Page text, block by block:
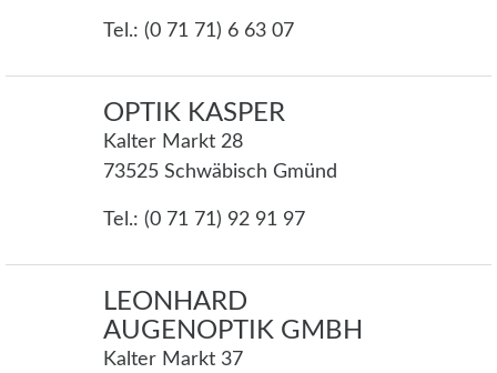
Tel.: (0 71 71) 6 63 07
OPTIK KASPER
Kalter Markt 28
73525 Schwäbisch Gmünd
Tel.: (0 71 71) 92 91 97
LEONHARD
AUGENOPTIK GMBH
Kalter Markt 37